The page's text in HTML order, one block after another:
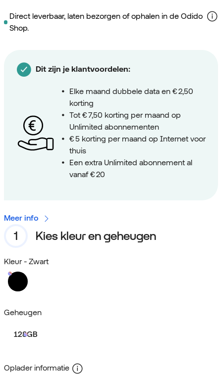
Direct leverbaar, laten bezorgen of ophalen in de Odido
Shop.
Dit zijn je klantvoordelen:
Elke maand dubbele data en € 2,50
korting
Tot € 7,50 korting per maand op
Unlimited abonnementen
€ 5 korting per maand op Internet voor
thuis
Een extra Unlimited abonnement al
vanaf € 20
Meer info
Kies kleur en geheugen
Kleur - Zwart
Geheugen
128GB
Oplader informatie